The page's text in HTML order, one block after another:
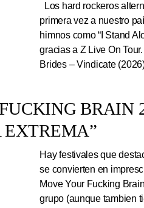
Los hard rockeros
primera vez a nuestro
himnos como “I Stand
gracias a Z Live On
Brides – Vindicate
BRAIN
EXTREMA”
Hay festivales que
se convierten en
Move Your Fucking
grupo (aunque tambien